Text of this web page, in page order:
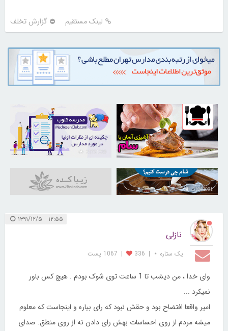
لینک مستقیم گزارش تخلف
30257934
31043091
۱۲:۵۵ ۱۳۹۱/۱۲/۵
نازلی
یک ستاره ⋆ |
336
| 1067 پست
وای خدا ، من دیشب تا 1 ساعت توی شوک بودم . هیچ کس باور
نمیکرد ...
امیر واقعا افتضاح بود و حقش نبود که رای بیاره و اینجاست که معلوم
میشه مردم از روی احساسات بهش رای دادن نه از روی منطق. صدای